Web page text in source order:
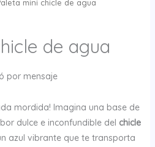
mini chicle de agua
de agua
por mensaje
mordida! Imagina una base de
dulce e inconfundible del chicle
azul vibrante que te transporta